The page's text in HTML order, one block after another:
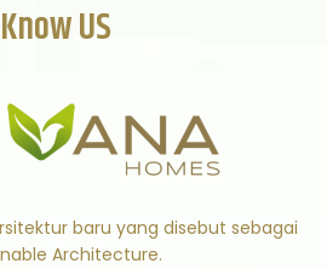
Know US
baru yang disebut sebagai
Architecture.